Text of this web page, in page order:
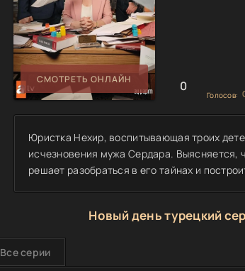
СМОТРЕТЬ ОНЛАЙН 0
Голосов:
Юристка Нехир, воспитывающая троих
исчезновения мужа Сердара. Выясняется,
решает разобраться в его тайнах и
Новый день турецкий
Все серии